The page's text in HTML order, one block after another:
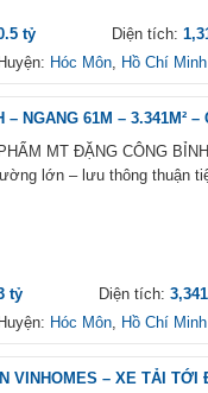
tỷ Diện tích:
Hóc Môn, Hồ Chí Minh
NGANG 61M – 3.341M² –
MT ĐẶNG CÔNG
lớn – lưu thông thuận
tỷ Diện tích:
Hóc Môn, Hồ Chí Minh
VINHOMES – XE TẢI TỚI